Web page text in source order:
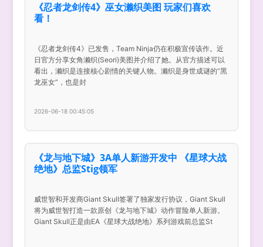
《忍者龙剑传4》巫女濑织美图 玩家们喜欢
看！
《忍者龙剑传4》已发售，Team Ninja仍在积极宣传该作。近
日官方分享女角濑织(Seori)美图并介绍了她。从官方描述可以
看出，濑织是连接核心剧情的关键人物。濑织是身世成谜的“黑
龙巫女”，也是封
2026-06-18 00:45:05
《龙与地下城》3A单人新游开发中 《星球大战
绝地》总监Stig领军
威世智和开发商Giant Skull签署了独家发行协议，Giant Skull
将为威世智打造一款原创《龙与地下城》动作冒险单人新游。
Giant Skull正是由EA《星球大战绝地》系列游戏前总监St